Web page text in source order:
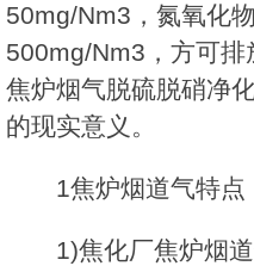
50mg/Nm3，氮氧化
500mg/Nm3，方可
焦炉烟气脱硫脱硝净
的现实意义。
1焦炉烟道气特点
1)焦化厂焦炉烟